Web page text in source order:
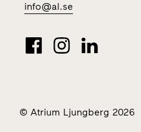
info@al.se
© Atrium Ljungberg 2026